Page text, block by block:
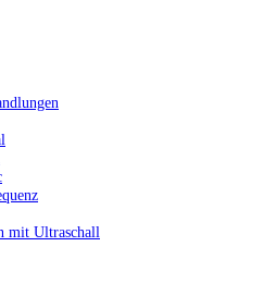
mit Ultraschall